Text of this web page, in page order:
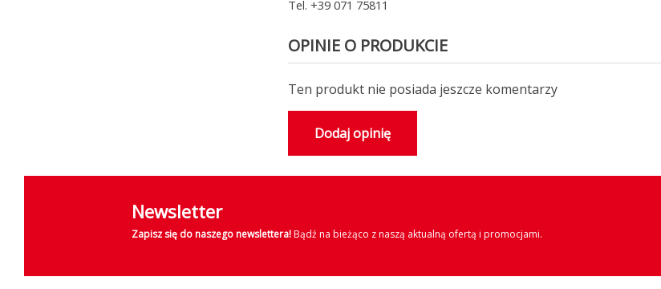
Tel. +39 071 75811
OPINIE O PRODUKCIE
Ten produkt nie posiada jeszcze komentarzy
Dodaj opinię
Newsletter
Zapisz się do naszego newslettera!Bądź na bieżąco z naszą aktualną ofertą i promocjami.